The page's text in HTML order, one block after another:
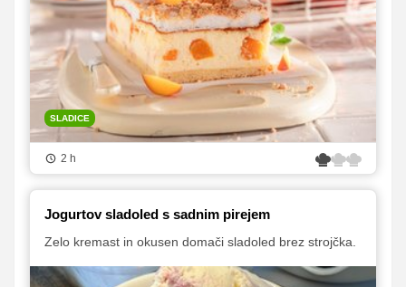
SLADICE
2 h
Jogurtov sladoled s sadnim pirejem
Zelo kremast in okusen domači sladoled brez strojčka.